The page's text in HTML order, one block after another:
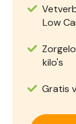
Low
kilo's
Gratis